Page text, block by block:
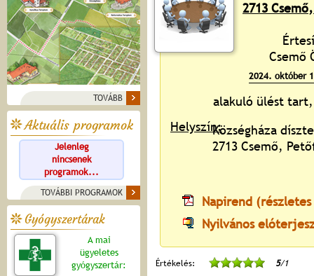
TOVÁBB
Aktuális programok
Jelenleg
nincsenek
programok...
TOVÁBBI PROGRAMOK
Gyógyszertárak
A mai
ügyeletes
gyógyszertár:
2713
Csemő
2024. október
alakuló ülést
Helyszín:Községháza
2713 Csemő,
Napirend
Nyilvános
Értékelés: 5/1